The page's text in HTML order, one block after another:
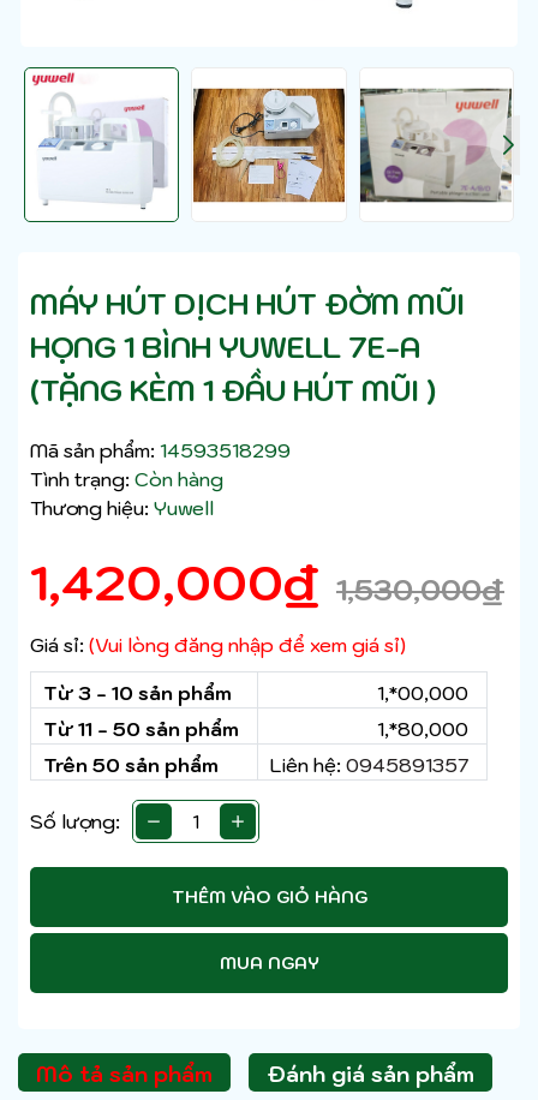
MÁY HÚT DỊCH HÚT ĐỜM MŨI
HỌNG 1 BÌNH YUWELL 7E-A
(TẶNG KÈM 1 ĐẦU HÚT MŨI )
Mã sản phẩm: 14593518299
Tình trạng: Còn hàng
Thương hiệu: Yuwell
1,420,000₫ 1,530,000₫
Giá sỉ: (Vui lòng đăng nhập để xem giá sỉ)
Từ 3 - 10 sản phẩm
1,*00,000
Từ 11 - 50 sản phẩm
1,*80,000
Trên 50 sản phẩm
Liên hệ: 0945891357
Số lượng:
THÊM VÀO GIỎ HÀNG
MUA NGAY
Mô tả sản phẩm Đánh giá sản phẩm